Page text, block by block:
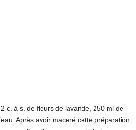
2 c. à s. de fleurs de lavande, 250 ml de
Après avoir macéré cette préparation